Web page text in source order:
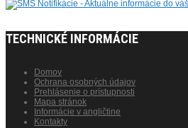
TECHNICKÉ INFORMÁCIE
Domov
Ochrana osobných údajov
Prehlásenie o prístupnosti
Mapa stránok
Informácie v angličtine
Kontakty